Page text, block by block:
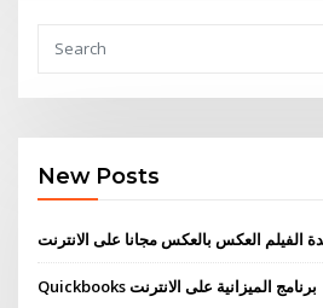
New Posts
الفيلم العكس بالعكس مجانا على الانترنت
Quickbooks برنامج الميزانية على الانترنت